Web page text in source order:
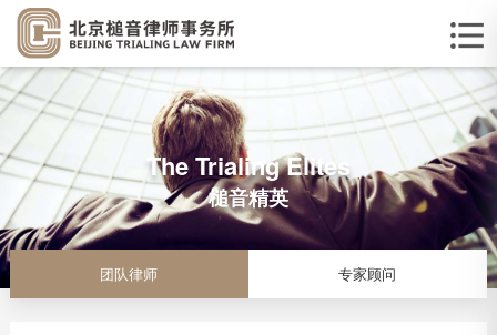
The Trialing Elites
槌音精英
团队律师 专家顾问